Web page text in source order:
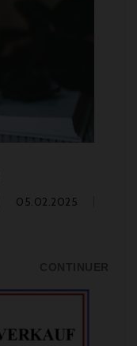
05.02.2025